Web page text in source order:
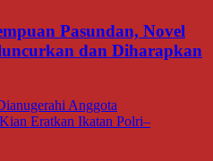
Pasundan, Novel
dan Diharapkan